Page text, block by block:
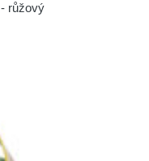
růžový